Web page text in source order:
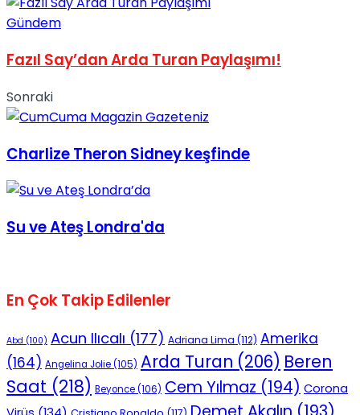
Gündem
Fazıl Say’dan Arda Turan Paylaşımı!
Sonraki
Charlize Theron Sidney keşfinde
Su ve Ateş Londra'da
En Çok Takip Edilenler
Abd (100) Acun Ilıcalı (177) Adriana Lima (112) Amerika
(164) Angelina Jolie(105) Arda Turan (206) Beren
Saat (218) Beyonce(106) Cem Yılmaz (194) Corona